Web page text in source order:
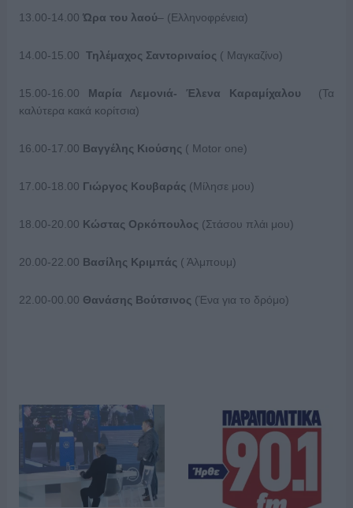
13.00-14.00 Ώρα του λαού– (Ελληνοφρένεια)
14.00-15.00 Τηλέμαχος Σαντοριναίος ( Μαγκαζίνο)
15.00-16.00 Μαρία Λεμονιά- Έλενα Καραμίχαλου (Τα
καλύτερα κακά κορίτσια)
16.00-17.00 Βαγγέλης Κιούσης ( Motor one)
17.00-18.00 Γιώργος Κουβαράς (Μίλησε μου)
18.00-20.00 Κώστας Ορκόπουλος (Στάσου πλάι μου)
20.00-22.00 Βασίλης Κριμπάς ( Άλμπουμ)
22.00-00.00 Θανάσης Βούτσινος (Ένα για το δρόμο)